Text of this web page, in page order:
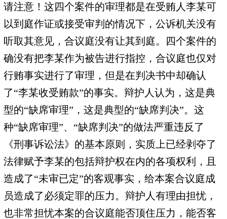
请注意！这四个案件的审理都是在受贿人李某可
以到庭作证或接受审判的情况下，公诉机关没有
听取其意见，合议庭没有让其到庭。四个案件的
确没有把李某作为被告进行指控，合议庭也仅对
行贿事实进行了审理，但是在判决书中却确认
了“李某收受贿款”的事实。辩护人认为，这是典
型的“缺席审理”，这是典型的“缺席判决”。这
种“缺席审理”、“缺席判决”的做法严重违反了
《刑事诉讼法》的基本原则，实质上已经剥夺了
法律赋予李某的包括辩护权在内的各项权利，且
造成了“未审已定”的客观事实，给本案合议庭成
员造成了必须定罪的压力。辩护人有理由担忧，
也非常担忧本案的合议庭能否顶住压力，能否客